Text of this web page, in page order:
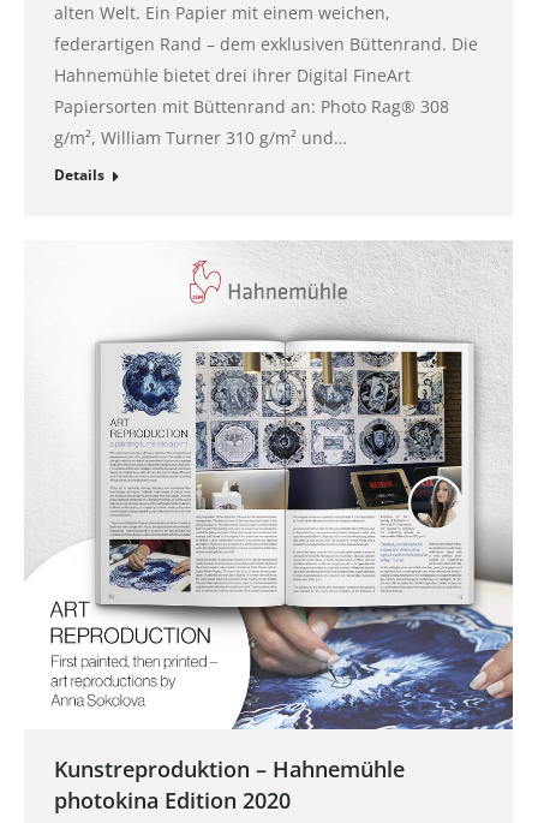
alten Welt. Ein Papier mit einem weichen,
federartigen Rand – dem exklusiven Büttenrand. Die
Hahnemühle bietet drei ihrer Digital FineArt
Papiersorten mit Büttenrand an: Photo Rag® 308
g/m², William Turner 310 g/m² und…
Details
Kunstreproduktion – Hahnemühle
photokina Edition 2020